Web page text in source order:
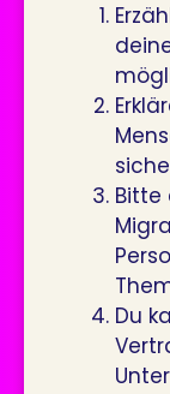
Bitte
Du